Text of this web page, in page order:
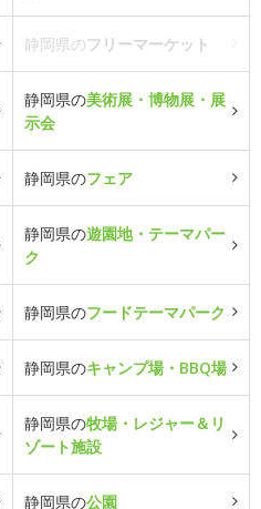
静岡県のフリーマーケット
静岡県の美術展・博物展・展
示会
静岡県のフェア
静岡県の遊園地・テーマパー
ク
静岡県のフードテーマパーク
静岡県のキャンプ場・BBQ場
静岡県の牧場・レジャー＆リ
ゾート施設
静岡県の公園